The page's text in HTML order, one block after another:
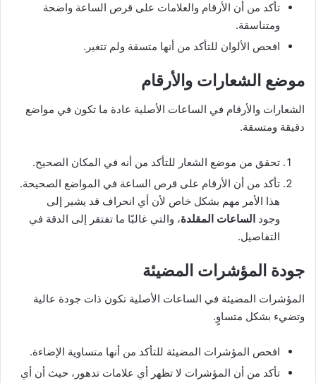
تأكد من أن الأرقام والعلامات على قرص الساعة واضحة
ومتناسقة.
افحص الألوان للتأكد من أنها متسقة ولم تتغير.
موضع الشعارات والأرقام
الشعارات والأرقام في الساعات الأصلية عادة ما تكون في مواضع
دقيقة ومتسقة.
تحقق من موضع الشعار للتأكد من أنه في المكان الصحيح.
تأكد من أن الأرقام على قرص الساعة في المواضع الصحيحة.
هذا الأمر مهم بشكل خاص لأن أي انحراف قد يشير إلى
وجود الساعات المقلدة، والتي غالبًا ما تفتقر إلى الدقة في
التفاصيل.
جودة المؤشرات المضيئة
المؤشرات المضيئة في الساعات الأصلية تكون ذات جودة عالية
وتضيء بشكل متساوٍ.
افحص المؤشرات المضيئة للتأكد من أنها متساوية الإضاءة.
تأكد من أن المؤشرات لا تظهر أي علامات تدهور، حيث أن أي